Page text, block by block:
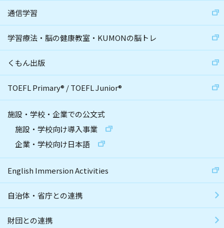
通信学習
学習療法・脳の健康教室・KUMONの脳トレ
くもん出版
TOEFL Primary® /TOEFL Junior®
施設・学校・企業での公文式
施設・学校向け導入事業
企業・学校向け日本語
English Immersion Activities
自治体・省庁との連携
財団との連携